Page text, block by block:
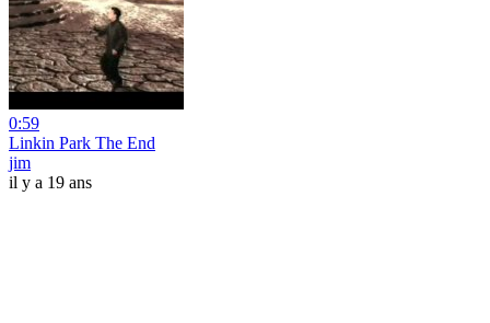
0:59
Linkin Park The End
jim
il y a 19 ans